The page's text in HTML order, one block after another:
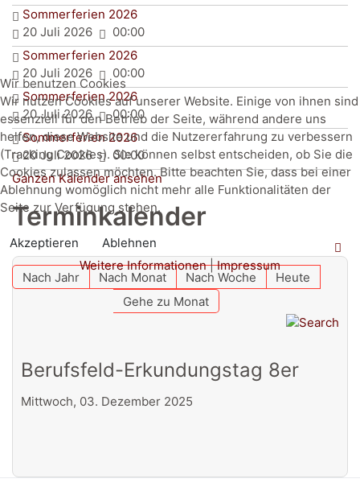
Sommerferien 2026
20 Juli 2026
00:00
Sommerferien 2026
20 Juli 2026
00:00
Sommerferien 2026
20 Juli 2026
00:00
Sommerferien 2026
20 Juli 2026
00:00
Ganzen Kalender ansehen
Terminkalender
Nach Jahr Nach Monat Nach Woche
Heute
Gehe zu Monat
Berufsfeld-Erkundungstag 8er
Mittwoch, 03. Dezember 2025
Wir benutzen Cookies
Wir nutzen Cookies auf unserer Website. Einige von ihnen sind
essenziell für den Betrieb der Seite, während andere uns
helfen, diese Website und die Nutzererfahrung zu verbessern
(Tracking Cookies). Sie können selbst entscheiden, ob Sie die
Cookies zulassen möchten. Bitte beachten Sie, dass bei einer
Ablehnung womöglich nicht mehr alle Funktionalitäten der
Seite zur Verfügung stehen.
Akzeptieren
Ablehnen
Weitere Informationen|Impressum